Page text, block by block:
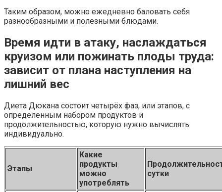
Таким образом, можно ежедневно баловать себя
разнообразными и полезными блюдами.
Время идти в атаку, наслаждаться
круизом или пожинать плоды труда:
зависит от плана наступления на
лишний вес
Диета Дюкана состоит четырёх фаз, или этапов, с
определенным набором продуктов и
продолжительностью, которую нужно вычислять
индивидуально.
Этапы
Какие
продукты
можно
употреблять
сутки